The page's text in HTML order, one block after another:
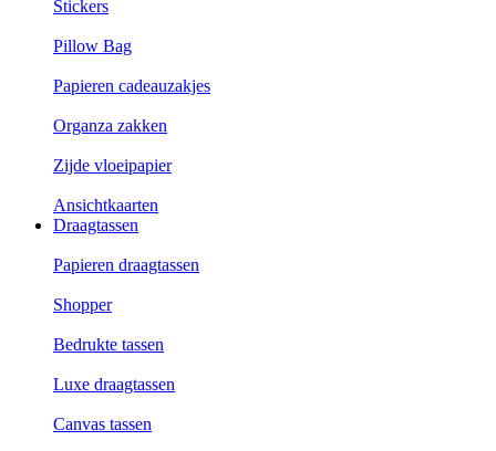
Stickers
Pillow Bag
Papieren cadeauzakjes
Organza zakken
Zijde vloeipapier
Ansichtkaarten
Draagtassen
Papieren draagtassen
Shopper
Bedrukte tassen
Luxe draagtassen
Canvas tassen